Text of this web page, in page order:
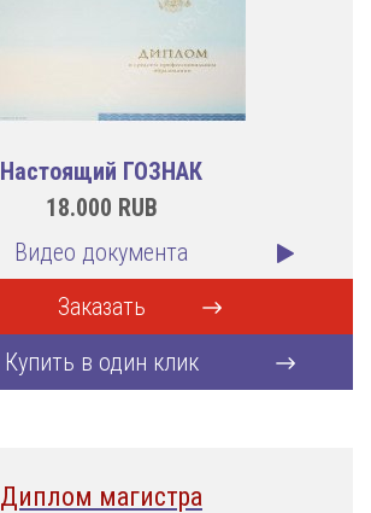
Настоящий ГОЗНАК
18.000 RUB
Видео документа
Заказать
Купить в один клик
Диплом магистра